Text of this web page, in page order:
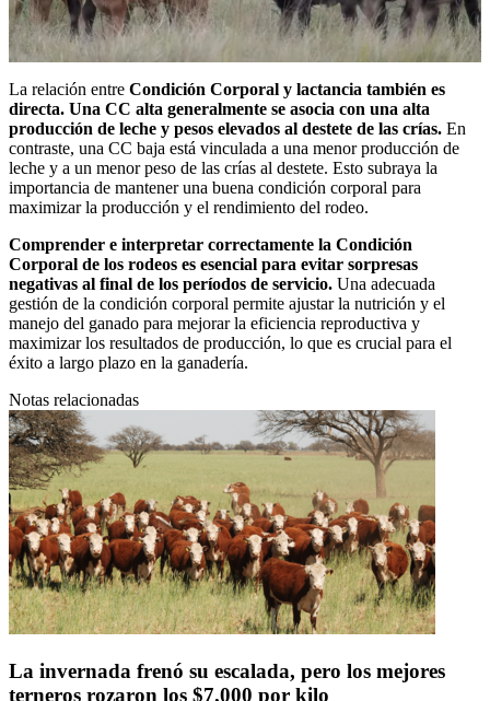
La relación entre Condición Corporal y lactancia también es
directa. Una CC alta generalmente se asocia con una alta
producción de leche y pesos elevados al destete de las crías. En
contraste, una CC baja está vinculada a una menor producción de
leche y a un menor peso de las crías al destete. Esto subraya la
importancia de mantener una buena condición corporal para
maximizar la producción y el rendimiento del rodeo.
Comprender e interpretar correctamente la Condición
Corporal de los rodeos es esencial para evitar sorpresas
negativas al final de los períodos de servicio. Una adecuada
gestión de la condición corporal permite ajustar la nutrición y el
manejo del ganado para mejorar la eficiencia reproductiva y
maximizar los resultados de producción, lo que es crucial para el
éxito a largo plazo en la ganadería.
Notas relacionadas
La invernada frenó su escalada, pero los mejores
terneros rozaron los $7.000 por kilo